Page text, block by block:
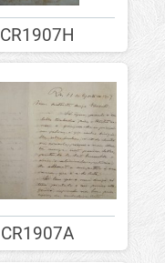
CR1907H
CR1907A